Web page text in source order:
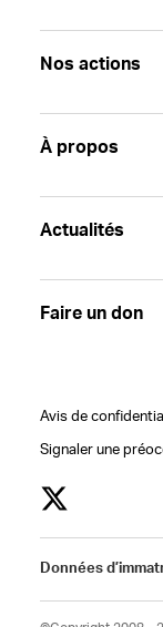
Nos actions
À propos
Actualités
Faire un don
Avis de
Signaler une
Données